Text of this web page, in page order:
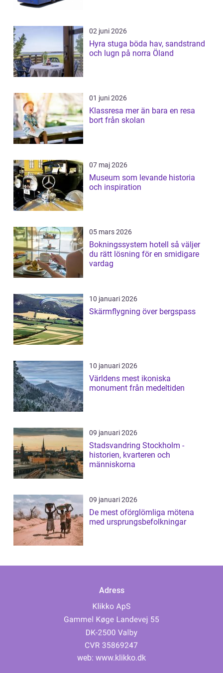
02 juni 2026
Hyra stuga böda hav, sandstrand
och lugn på norra Öland
01 juni 2026
Klassresa mer än bara en resa
bort från skolan
07 maj 2026
Museum som levande historia
och inspiration
05 mars 2026
Bokningssystem hotell så väljer
du rätt lösning för en smidigare
vardag
10 januari 2026
Skärmflygning över bergspass
10 januari 2026
Världens mest ikoniska
monument från medeltiden
09 januari 2026
Stadsvandring Stockholm -
historien, kvarteren och
människorna
09 januari 2026
De mest oförglömliga mötena
med ursprungsbefolkningar
Adress
web: www.klikko.dk